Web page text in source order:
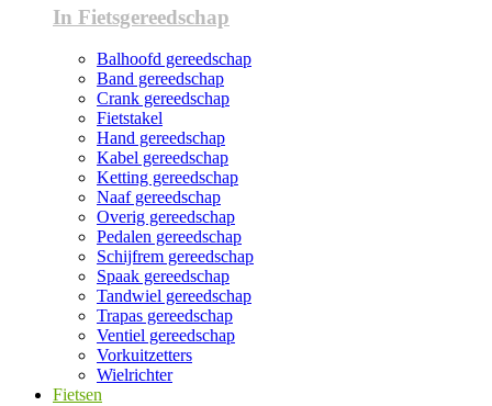
In Fietsgereedschap
Balhoofd gereedschap
Band gereedschap
Crank gereedschap
Fietstakel
Hand gereedschap
Kabel gereedschap
Ketting gereedschap
Naaf gereedschap
Overig gereedschap
Pedalen gereedschap
Schijfrem gereedschap
Spaak gereedschap
Tandwiel gereedschap
Trapas gereedschap
Ventiel gereedschap
Vorkuitzetters
Wielrichter
Fietsen